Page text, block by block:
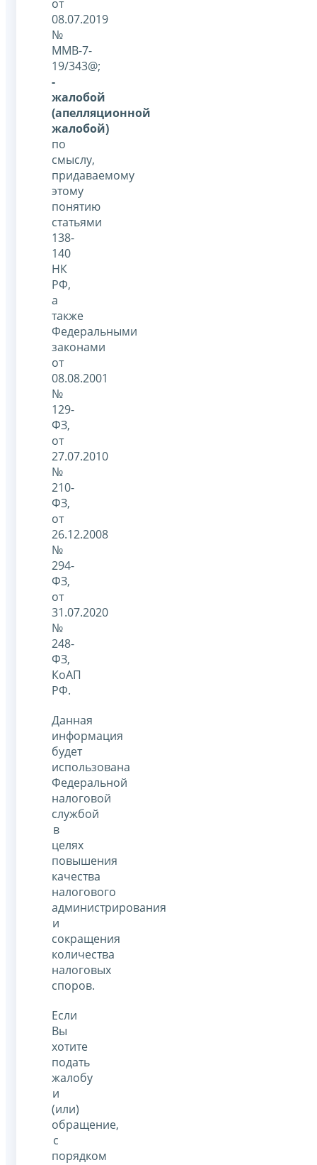
от
08.07.2019
№
ММВ-7-
19/343@;
-
жалобой
(апелляционной
жалобой)
по
смыслу,
придаваемому
этому
понятию
статьями
138-
140
НК
РФ,
а
также
Федеральными
законами
от
08.08.2001
№
129-
ФЗ,
от
27.07.2010
№
210-
ФЗ,
от
26.12.2008
№
294-
ФЗ,
от
31.07.2020
№
248-
ФЗ,
КоАП
РФ.
Данная
информация
будет
использована
Федеральной
налоговой
службой
в
целях
повышения
качества
налогового
администрирования
и
сокращения
количества
налоговых
споров.
Если
Вы
хотите
подать
жалобу
и
(или)
обращение,
с
порядком